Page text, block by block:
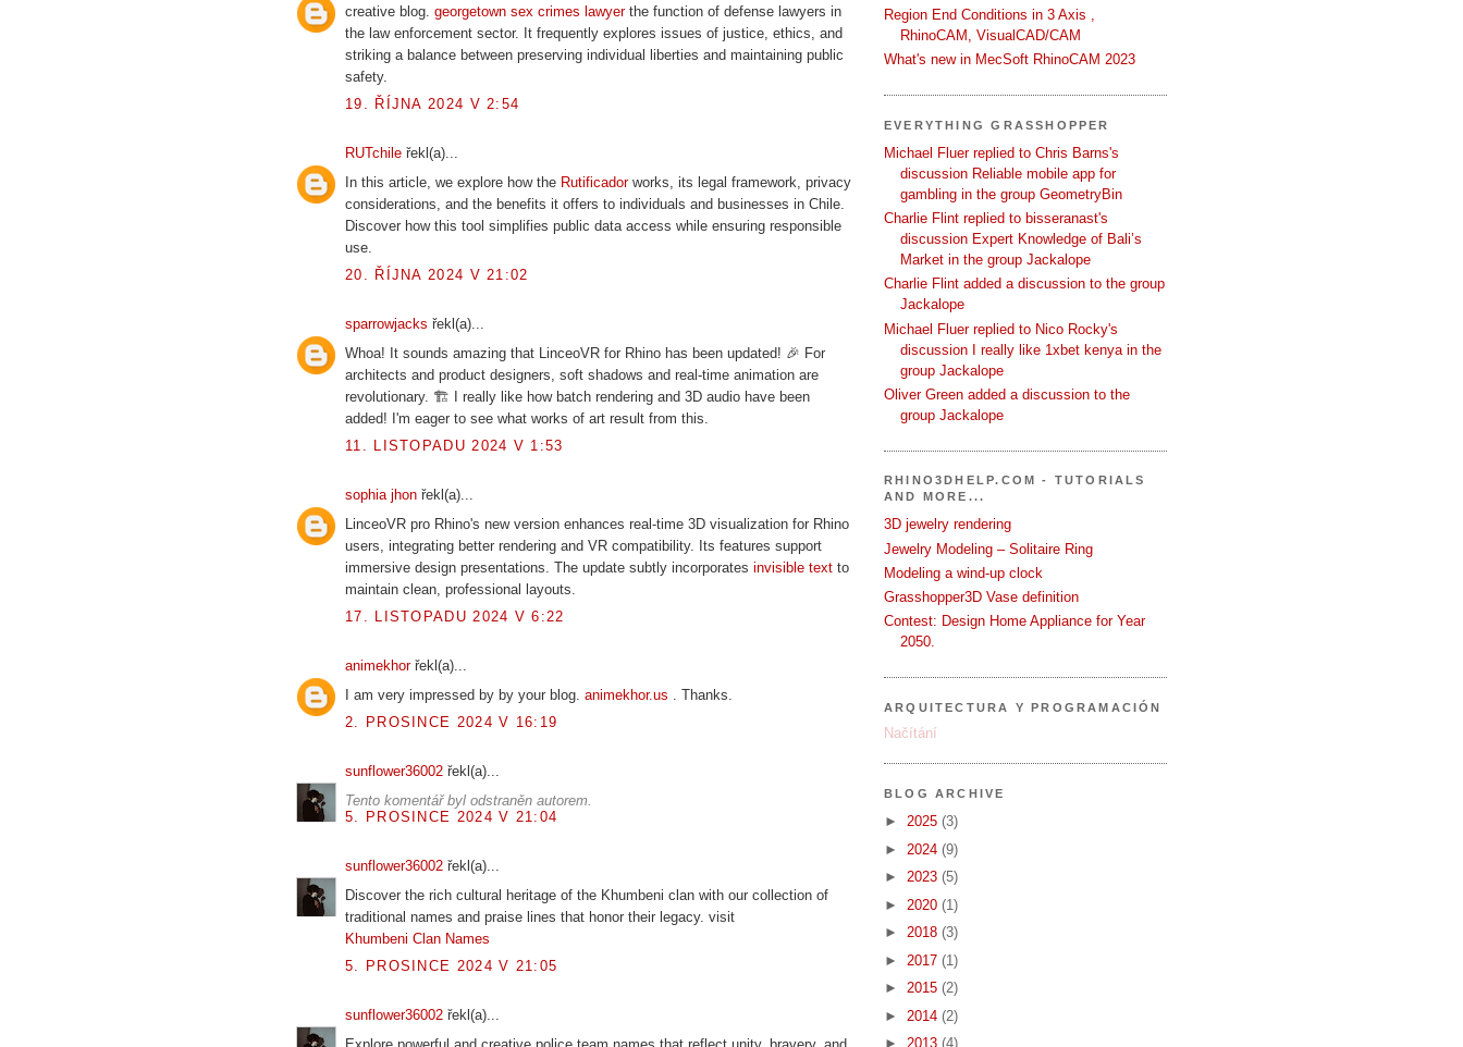
creative blog. georgetown sex crimes lawyerthe function of defense lawyers in
the law enforcement sector. It frequently explores issues of justice, ethics, and
striking a balance between preserving individual liberties and maintaining public
safety.
19. ŘÍJNA 2024 V 2:54
RUTchile řekl(a)...
In this article, we explore how the Rutificadorworks, its legal framework, privacy
considerations, and the benefits it offers to individuals and businesses in Chile.
Discover how this tool simplifies public data access while ensuring responsible
use.
20. ŘÍJNA 2024 V 21:02
sparrowjacks řekl(a)...
Whoa! It sounds amazing that LinceoVR for Rhino has been updated! 🎉 For
architects and product designers, soft shadows and real-time animation are
revolutionary. 🏗 I really like how batch rendering and 3D audio have been
added! I'm eager to see what works of art result from this.
11. LISTOPADU 2024 V 1:53
sophia jhon řekl(a)...
LinceoVR pro Rhino's new version enhances real-time 3D visualization for Rhino
users, integrating better rendering and VR compatibility. Its features support
immersive design presentations. The update subtly incorporates invisible text to
maintain clean, professional layouts.
17. LISTOPADU 2024 V 6:22
animekhorřekl(a)...
I am very impressed by by your blog. animekhor.us . Thanks.
2. PROSINCE 2024 V 16:19
sunflower36002 řekl(a)...
Tento komentář byl odstraněn autorem.
5. PROSINCE 2024 V 21:04
sunflower36002 řekl(a)...
Discover the rich cultural heritage of the Khumbeni clan with our collection of
traditional names and praise lines that honor their legacy. visit
Khumbeni Clan Names
5. PROSINCE 2024 V 21:05
sunflower36002 řekl(a)...
Region End Conditions in 3 Axis ,
RhinoCAM, VisualCAD/CAM
What's new in MecSoft RhinoCAM 2023
EVERYTHING GRASSHOPPER
Michael Fluer replied to Chris Barns's
discussion Reliable mobile app for
gambling in the group GeometryBin
Charlie Flint replied to bisseranast's
discussion Expert Knowledge of Bali’s
Market in the group Jackalope
Charlie Flint added a discussion to the group
Jackalope
Michael Fluer replied to Nico Rocky's
discussion I really like 1xbet kenya in the
group Jackalope
Oliver Green added a discussion to the
group Jackalope
RHINO3DHELP.COM - TUTORIALS
AND MORE...
3D jewelry rendering
Jewelry Modeling – Solitaire Ring
Modeling a wind-up clock
Grasshopper3D Vase definition
Contest: Design Home Appliance for Year
2050.
ARQUITECTURA Y PROGRAMACIÓN
Načítání
BLOG ARCHIVE
► 2025 (3)
► 2024 (9)
► 2023 (5)
► 2020 (1)
► 2018 (3)
► 2017 (1)
► 2015 (2)
► 2014 (2)
► 2013 (4)